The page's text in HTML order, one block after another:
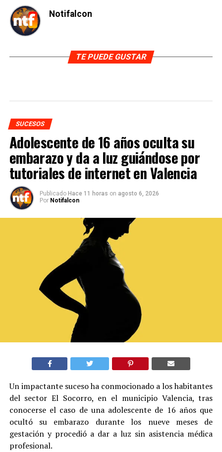
Notifalcon
TE PUEDE GUSTAR
SUCESOS
Adolescente de 16 años oculta su
embarazo y da a luz guiándose por
tutoriales de internet en Valencia
Publicado Hace 11 horas on agosto 6, 2026
Por Notifalcon
Un impactante suceso ha conmocionado a los habitantes
del sector El Socorro, en el municipio Valencia, tras
conocerse el caso de una adolescente de 16 años que
ocultó su embarazo durante los nueve meses de
gestación y procedió a dar a luz sin asistencia médica
profesional.